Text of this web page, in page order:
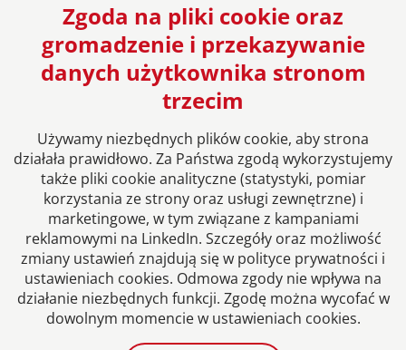
Europejska sieć Kancelarii Prawnych
Informacje prawne
Polityka prywatności
Zgoda na pliki cookie oraz
gromadzenie i przekazywanie
danych użytkownika stronom
trzecim
Używamy niezbędnych plików cookie, aby strona
działała prawidłowo. Za Państwa zgodą wykorzystujemy
także pliki cookie analityczne (statystyki, pomiar
korzystania ze strony oraz usługi zewnętrzne) i
marketingowe, w tym związane z kampaniami
reklamowymi na LinkedIn. Szczegóły oraz możliwość
zmiany ustawień znajdują się w polityce prywatności i
ustawieniach cookies. Odmowa zgody nie wpływa na
działanie niezbędnych funkcji. Zgodę można wycofać w
dowolnym momencie w ustawieniach cookies.